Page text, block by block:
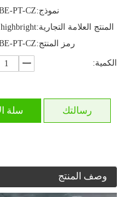
نموذج:PT-CZ
المنتج العلامة التجارية:highbright
رمز المنتج:PT-CZ
الكمية:
رسالتك سلة
وصف المنتج